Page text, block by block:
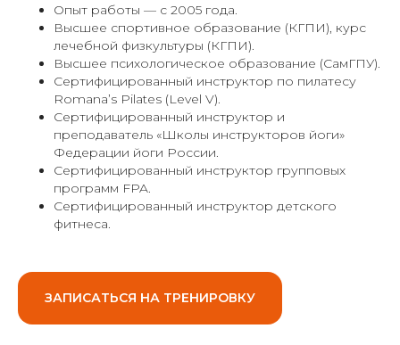
Опыт работы — с 2005 года.
Высшее спортивное образование (КГПИ), курс
лечебной физкультуры (КГПИ).
Высшее психологическое образование (СамГПУ).
Сертифицированный инструктор по пилатесу
Romana’s Pilates (Level V).
Сертифицированный инструктор и
преподаватель «Школы инструкторов йоги»
Федерации йоги России.
Сертифицированный инструктор групповых
программ FPA.
Сертифицированный инструктор детского
фитнеса.
ЗАПИСАТЬСЯ НА ТРЕНИРОВКУ